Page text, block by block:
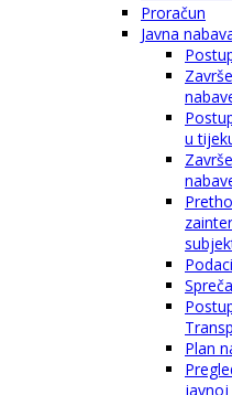
Proračun
Javna
u
Plan
javnoj